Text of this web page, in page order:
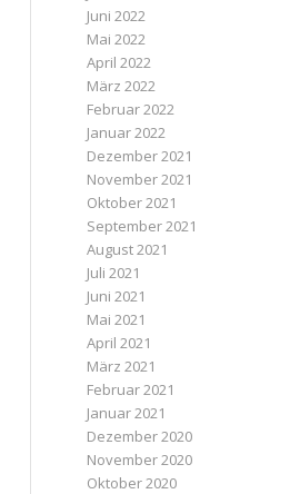
Juni 2022
Mai 2022
April 2022
März 2022
Februar 2022
Januar 2022
Dezember 2021
November 2021
Oktober 2021
September 2021
August 2021
Juli 2021
Juni 2021
Mai 2021
April 2021
März 2021
Februar 2021
Januar 2021
Dezember 2020
November 2020
Oktober 2020